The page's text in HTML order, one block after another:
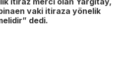
vaki itiraza yönelik
dedi.